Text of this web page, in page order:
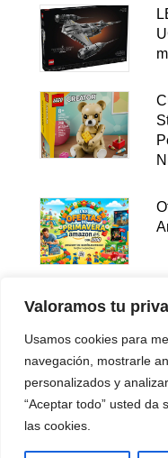
Valoramos tu
Usamos cookies para
navegación, mostrarle
personalizados y
“Aceptar todo” usted da
las cookies.